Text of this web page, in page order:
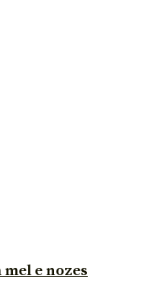
e nozes